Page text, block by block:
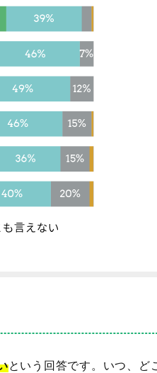
という回答です。いつ、ど